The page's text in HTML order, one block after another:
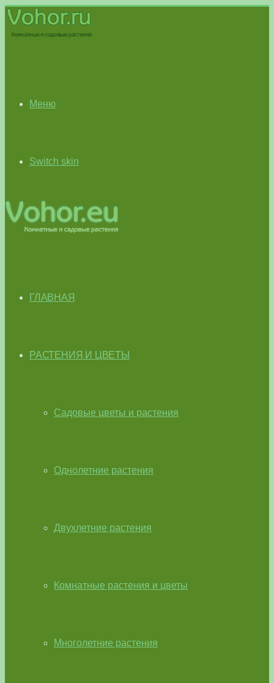
Меню
Switch skin
ГЛАВНАЯ
РАСТЕНИЯ И ЦВЕТЫ
Садовые цветы и растения
Однолетние растения
Двухлетние растения
Комнатные растения и цветы
Многолетние растения